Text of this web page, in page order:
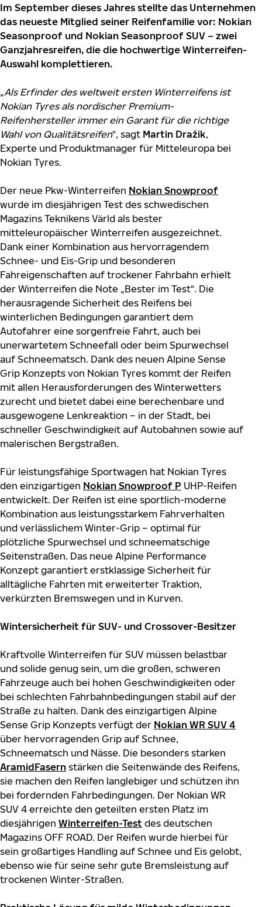
Im September dieses Jahres stellte das Unternehmen
das neueste Mitglied seiner Reifenfamilie vor: Nokian
Seasonproof und Nokian Seasonproof SUV – zwei
Ganzjahresreifen, die die hochwertige Winterreifen-
Auswahl komplettieren.
„Als Erfinder des weltweit ersten Winterreifens ist
Nokian Tyres als nordischer Premium-
Reifenhersteller immer ein Garant für die richtige
Wahl von Qualitätsreifen“, sagt Martin Dražik,
Experte und Produktmanager für Mitteleuropa bei
Nokian Tyres.
Der neue Pkw-Winterreifen Nokian Snowproof
wurde im diesjährigen Test des schwedischen
Magazins Teknikens Värld als bester
mitteleuropäischer Winterreifen ausgezeichnet.
Dank einer Kombination aus hervorragendem
Schnee- und Eis-Grip und besonderen
Fahreigenschaften auf trockener Fahrbahn erhielt
der Winterreifen die Note „Bester im Test“. Die
herausragende Sicherheit des Reifens bei
winterlichen Bedingungen garantiert dem
Autofahrer eine sorgenfreie Fahrt, auch bei
unerwartetem Schneefall oder beim Spurwechsel
auf Schneematsch. Dank des neuen Alpine Sense
Grip Konzepts von Nokian Tyres kommt der Reifen
mit allen Herausforderungen des Winterwetters
zurecht und bietet dabei eine berechenbare und
ausgewogene Lenkreaktion – in der Stadt, bei
schneller Geschwindigkeit auf Autobahnen sowie auf
malerischen Bergstraßen.
Für leistungsfähige Sportwagen hat Nokian Tyres
den einzigartigen Nokian Snowproof P UHP-Reifen
entwickelt. Der Reifen ist eine sportlich-moderne
Kombination aus leistungsstarkem Fahrverhalten
und verlässlichem Winter-Grip – optimal für
plötzliche Spurwechsel und schneematschige
Seitenstraßen. Das neue Alpine Performance
Konzept garantiert erstklassige Sicherheit für
alltägliche Fahrten mit erweiterter Traktion,
verkürzten Bremswegen und in Kurven.
Wintersicherheit für SUV- und Crossover-Besitzer
Kraftvolle Winterreifen für SUV müssen belastbar
und solide genug sein, um die großen, schweren
Fahrzeuge auch bei hohen Geschwindigkeiten oder
bei schlechten Fahrbahnbedingungen stabil auf der
Straße zu halten. Dank des einzigartigen Alpine
Sense Grip Konzepts verfügt der Nokian WR SUV 4
über hervorragenden Grip auf Schnee,
Schneematsch und Nässe. Die besonders starken
AramidFasern stärken die Seitenwände des Reifens,
sie machen den Reifen langlebiger und schützen ihn
bei fordernden Fahrbedingungen. Der Nokian WR
SUV 4 erreichte den geteilten ersten Platz im
diesjährigen Winterreifen-Test des deutschen
Magazins OFF ROAD. Der Reifen wurde hierbei für
sein großartiges Handling auf Schnee und Eis gelobt,
ebenso wie für seine sehr gute Bremsleistung auf
trockenen Winter-Straßen.